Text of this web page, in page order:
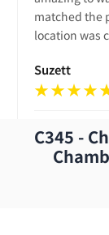
matched the
location was
Suzett
★★★★
5 mois ago
C345 -